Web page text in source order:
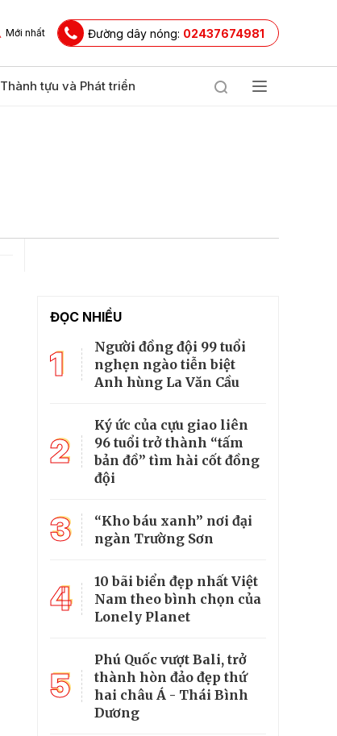
Mới nhất Đường dây nóng: 02437674981
Thành tựu và Phát triển
ĐỌC NHIỀU
1
Người đồng đội 99 tuổi
nghẹn ngào tiễn biệt
Anh hùng La Văn Cầu
2
Ký ức của cựu giao liên
96 tuổi trở thành “tấm
bản đồ” tìm hài cốt đồng
đội
3
“Kho báu xanh” nơi đại
ngàn Trường Sơn
4
10 bãi biển đẹp nhất Việt
Nam theo bình chọn của
Lonely Planet
5
Phú Quốc vượt Bali, trở
thành hòn đảo đẹp thứ
hai châu Á - Thái Bình
Dương